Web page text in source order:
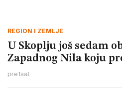
REGION I ZEMLJE
U Skoplju još sedam
Zapadnog Nila koju
pre1sat